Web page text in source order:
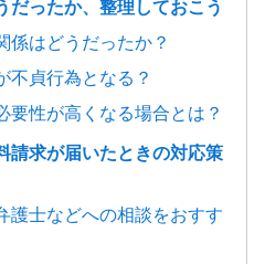
だったか、整理しておこう
係はどうだったか？
不貞行為となる？
要性が高くなる場合とは？
請求が届いたときの対応策
護士などへの相談をおすす